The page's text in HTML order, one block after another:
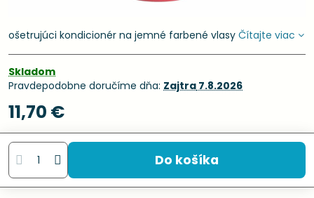
ošetrujúci kondicionér na jemné farbené vlasy Čítajte viac
Skladom
Pravdepodobne doručíme dňa: Zajtra7.8.2026
11,70 €
Do košíka